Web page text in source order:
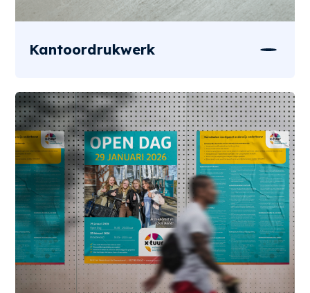
Kantoordrukwerk